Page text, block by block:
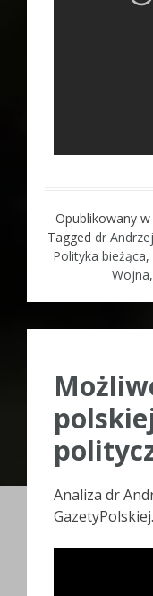
Opublikowany w
Tagged dr
Polityka bieżąca,
Wojna,
Analiza dr